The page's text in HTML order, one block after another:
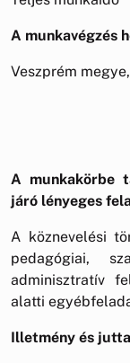
A munkavégzés
Veszprém
A munkakörbe
járó lényeges
A köznevelési
pedagógiai,
adminisztratív
alatti
Illetmény és